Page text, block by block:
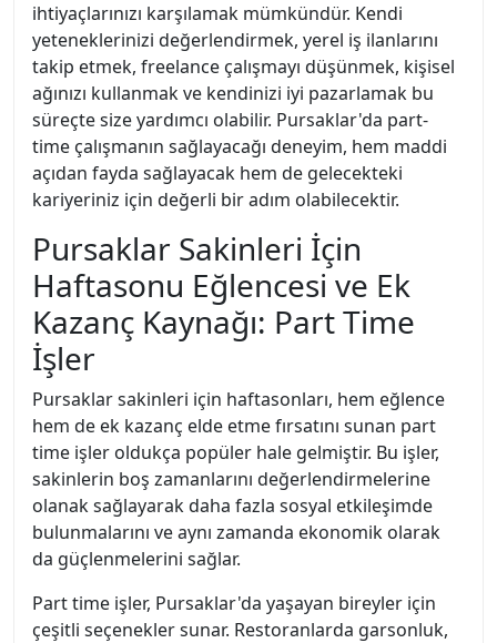
ihtiyaçlarınızı karşılamak mümkündür. Kendi
yeteneklerinizi değerlendirmek, yerel iş ilanlarını
takip etmek, freelance çalışmayı düşünmek, kişisel
ağınızı kullanmak ve kendinizi iyi pazarlamak bu
süreçte size yardımcı olabilir. Pursaklar'da part-
time çalışmanın sağlayacağı deneyim, hem maddi
açıdan fayda sağlayacak hem de gelecekteki
kariyeriniz için değerli bir adım olabilecektir.
Pursaklar Sakinleri İçin
Haftasonu Eğlencesi ve Ek
Kazanç Kaynağı: Part Time
İşler
Pursaklar sakinleri için haftasonları, hem eğlence
hem de ek kazanç elde etme fırsatını sunan part
time işler oldukça popüler hale gelmiştir. Bu işler,
sakinlerin boş zamanlarını değerlendirmelerine
olanak sağlayarak daha fazla sosyal etkileşimde
bulunmalarını ve aynı zamanda ekonomik olarak
da güçlenmelerini sağlar.
Part time işler, Pursaklar'da yaşayan bireyler için
çeşitli seçenekler sunar. Restoranlarda garsonluk,